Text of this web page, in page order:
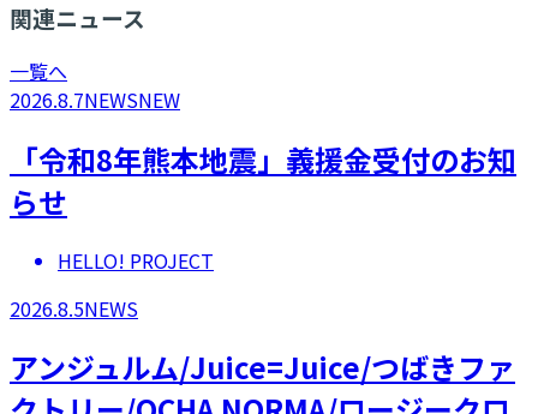
関連ニュース
一覧へ
2026.8.7NEWSNEW
「令和8年熊本地震」義援金受付のお知
らせ
HELLO! PROJECT
2026.8.5NEWS
アンジュルム/Juice=Juice/つばきファ